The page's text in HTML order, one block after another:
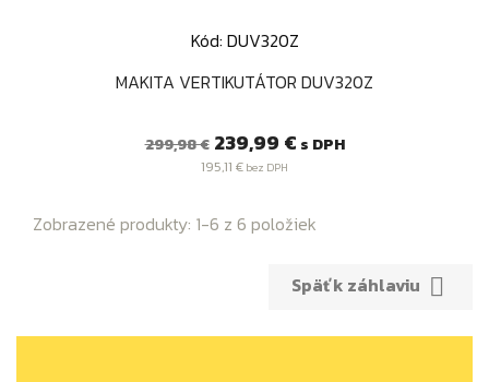
Kód: DUV320Z
MAKITA VERTIKUTÁTOR DUV320Z
Bežná
299,98 € Cena
239,99 € s DPH
195,11 € bez DPH
Zobrazené produkty: 1-6 z 6 položiek
Späť k záhlaviu 